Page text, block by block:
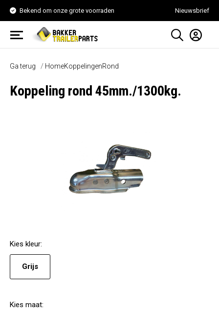
Bekend om onze grote voorraden Nieuwsbrief
Ga terug HomeKoppelingenRond
Koppeling rond 45mm./1300kg.
Kies kleur:
Grijs
Kies maat: